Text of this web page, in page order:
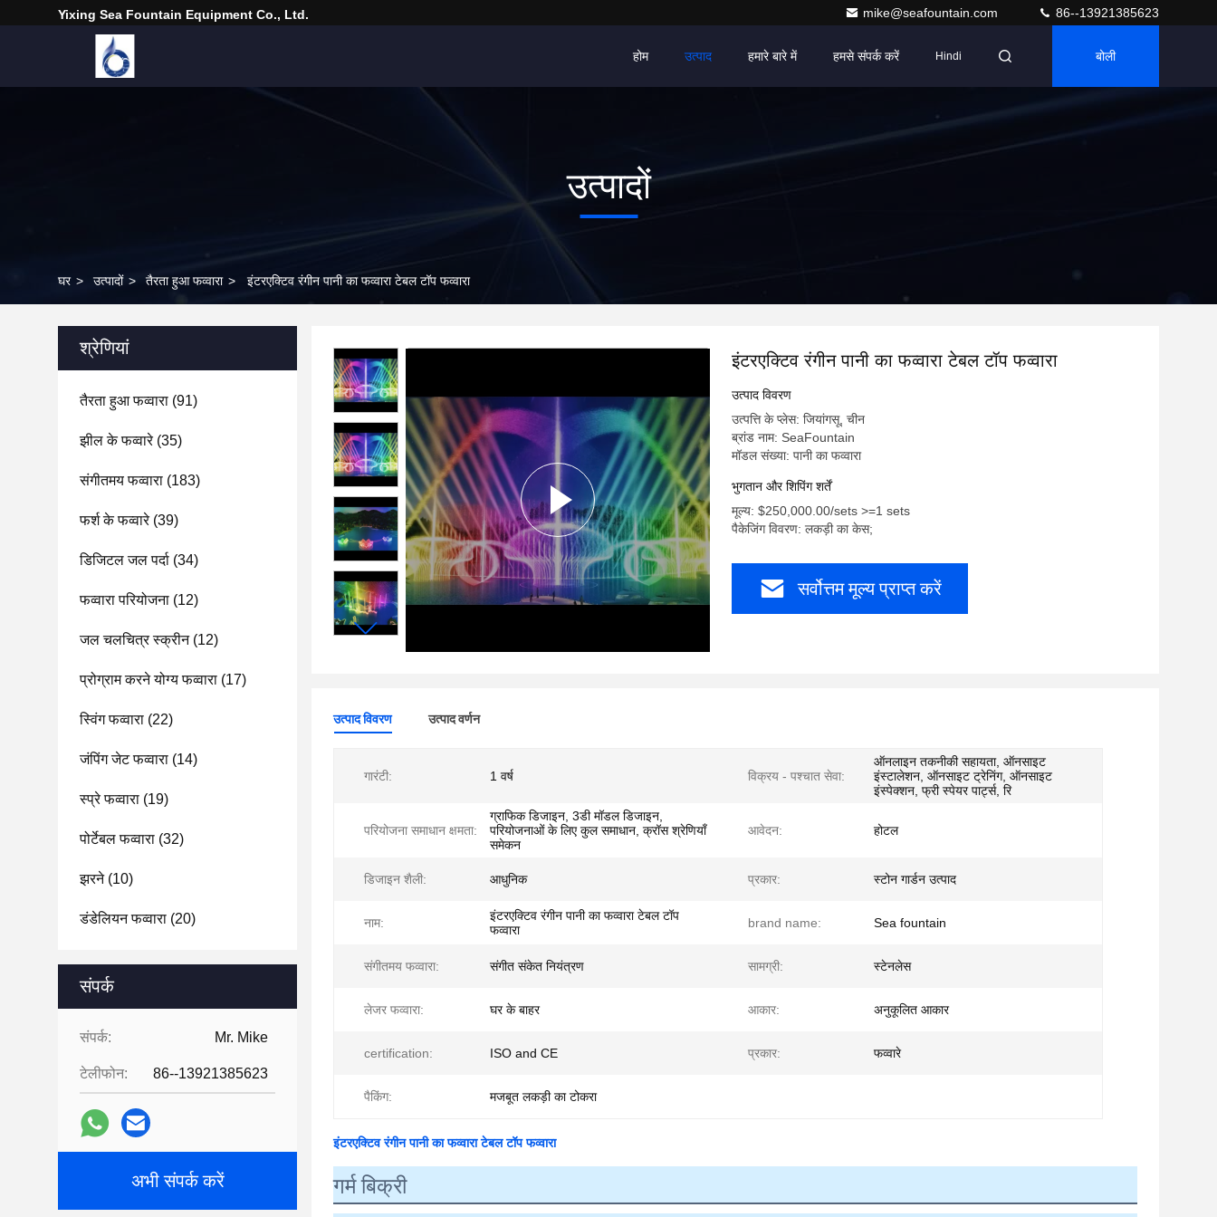
Yixing Sea Fountain Equipment Co., Ltd. mike@seafountain.com 86--13921385623
होम उत्पाद हमारे बारे में हमसे संपर्क करें Hindi बोली
उत्पादों
घर > उत्पादों > तैरता हुआ फव्वारा > इंटरएक्टिव रंगीन पानी का फव्वारा टेबल टॉप फव्वारा
श्रेणियां
तैरता हुआ फव्वारा (91)
झील के फव्वारे(35)
संगीतमय फव्वारा (183)
फर्श के फव्वारे(39)
डिजिटल जल पर्दा (34)
फव्वारा परियोजना (12)
जल चलचित्र स्क्रीन(12)
प्रोग्राम करने योग्य फव्वारा (17)
स्विंग फव्वारा (22)
जंपिंग जेट फव्वारा (14)
स्प्रे फव्वारा (19)
पोर्टेबल फव्वारा (32)
झरने(10)
डंडेलियन फव्वारा (20)
संपर्क
संपर्क: Mr. Mike
टेलीफोन: 86--13921385623
अभी संपर्क करें
इंटरएक्टिव रंगीन पानी का फव्वारा टेबल टॉप फव्वारा
उत्पाद विवरण
उत्पत्ति के प्लेस: जियांगसू, चीन
ब्रांड नाम: SeaFountain
मॉडल संख्या: पानी का फव्वारा
भुगतान और शिपिंग शर्तें
मूल्य: $250,000.00/sets >=1 sets
पैकेजिंग विवरण: लकड़ी का केस;
सर्वोत्तम मूल्य प्राप्त करें
उत्पाद विवरण उत्पाद वर्णन
गारंटी: 1 वर्ष विक्रय - पश्चात सेवा:
ऑनलाइन तकनीकी सहायता, ऑनसाइट
इंस्टालेशन, ऑनसाइट ट्रेनिंग, ऑनसाइट
इंस्पेक्शन, फ्री स्पेयर पार्ट्स, रि
परियोजना समाधान क्षमता:
ग्राफिक डिजाइन, 3डी मॉडल डिजाइन,
परियोजनाओं के लिए कुल समाधान, क्रॉस श्रेणियाँ
समेकन
आवेदन: होटल
डिजाइन शैली: आधुनिक प्रकार: स्टोन गार्डन उत्पाद
नाम:
इंटरएक्टिव रंगीन पानी का फव्वारा टेबल टॉप
फव्वारा
brand name: Sea fountain
संगीतमय फव्वारा: संगीत संकेत नियंत्रण सामग्री: स्टेनलेस
लेजर फव्वारा: घर के बाहर आकार: अनुकूलित आकार
certification: ISO and CE प्रकार: फव्वारे
पैकिंग: मजबूत लकड़ी का टोकरा
इंटरएक्टिव रंगीन पानी का फव्वारा टेबल टॉप फव्वारा
गर्म बिक्री